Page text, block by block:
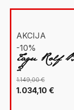
AKCIJA
-10%
Tagu Rolf
2
1.149,00€
Izvorna
1.034,10 €